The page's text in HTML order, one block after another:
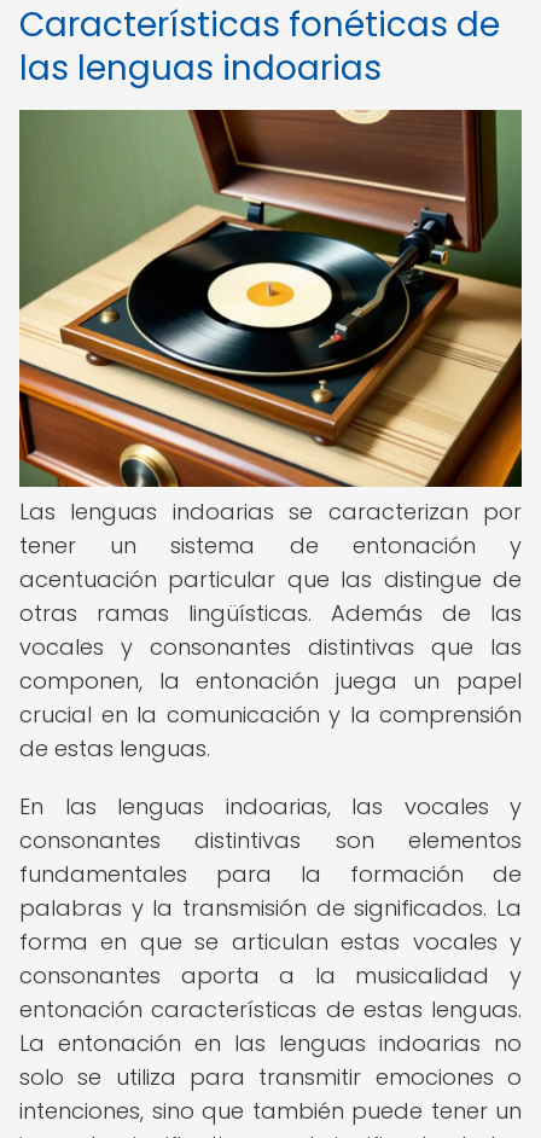
Características fonéticas de
las lenguas indoarias
Las lenguas indoarias se caracterizan por
tener un sistema de entonación y
acentuación particular que las distingue de
otras ramas lingüísticas. Además de las
vocales y consonantes distintivas que las
componen, la entonación juega un papel
crucial en la comunicación y la comprensión
de estas lenguas.
En las lenguas indoarias, las vocales y
consonantes distintivas son elementos
fundamentales para la formación de
palabras y la transmisión de significados. La
forma en que se articulan estas vocales y
consonantes aporta a la musicalidad y
entonación características de estas lenguas.
La entonación en las lenguas indoarias no
solo se utiliza para transmitir emociones o
intenciones, sino que también puede tener un